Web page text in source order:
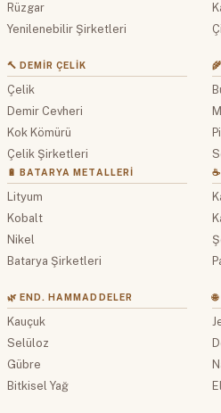
Rüzgar
Yenilenebilir Şirketleri
🔨 DEMIR ÇELIK
Çelik
Demir Cevheri
Kok Kömürü
Çelik Şirketleri
🔋 BATARYA METALLERI
Lityum
Kobalt
Nikel
Batarya Şirketleri
🌿 END. HAMMADDELER
Kauçuk
Selüloz
Gübre
Bitkisel Yağ